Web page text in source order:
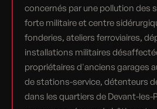
concernés par une pollution des
forte militaire et centre
fonderies, ateliers ferroviaires,
installations militaires
propriétaires d'anciens garages
de stations-service, détenteurs
dans les quartiers de Devant-les-